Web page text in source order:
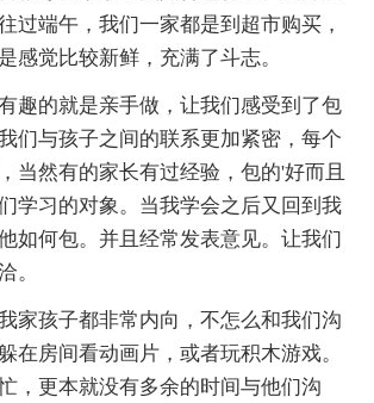
过端午，我们一家都是到超市购买，
感觉比较新鲜，充满了斗志。
趣的就是亲手做，让我们感受到了包
们与孩子之间的联系更加紧密，每个
当然有的家长有过经验，包的'好而且
学习的对象。当我学会之后又回到我
如何包。并且经常发表意见。让我们
。
家孩子都非常内向，不怎么和我们沟
在房间看动画片，或者玩积木游戏。
，更本就没有多余的时间与他们沟